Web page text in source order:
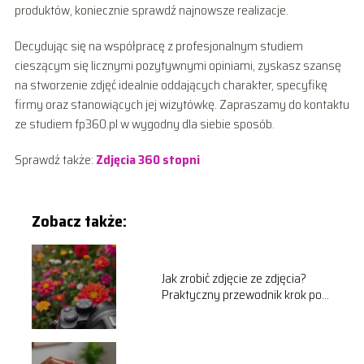
produktów, koniecznie sprawdź najnowsze realizacje.
Decydując się na współpracę z profesjonalnym studiem
cieszącym się licznymi pozytywnymi opiniami, zyskasz szansę
na stworzenie zdjęć idealnie oddających charakter, specyfikę
firmy oraz stanowiących jej wizytówkę. Zapraszamy do kontaktu
ze studiem fp360.pl w wygodny dla siebie sposób.
Sprawdź także: Zdjęcia 360 stopni
Zobacz także:
Jak zrobić zdjęcie ze zdjęcia?
Praktyczny przewodnik krok po